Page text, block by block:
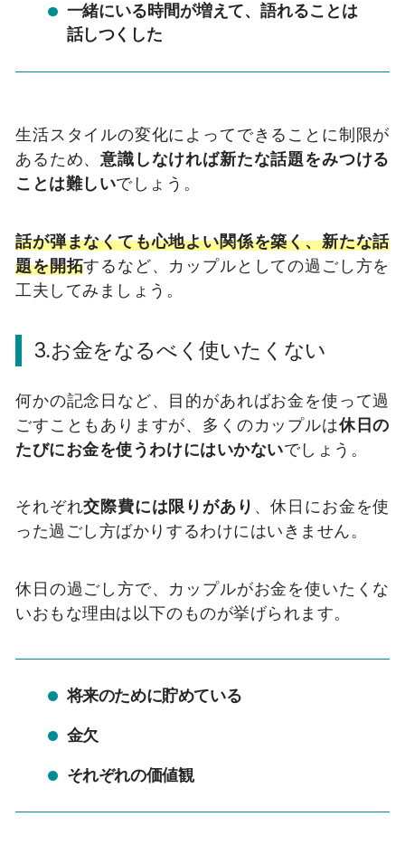
一緒にいる時間が増えて、語れることは
話しつくした
生活スタイルの変化によってできることに制限が
あるため、意識しなければ新たな話題をみつける
ことは難しいでしょう。
話が弾まなくても心地よい関係を築く、新たな話
題を開拓するなど、カップルとしての過ごし方を
工夫してみましょう。
3.お金をなるべく使いたくない
何かの記念日など、目的があればお金を使って過
ごすこともありますが、多くのカップルは休日の
たびにお金を使うわけにはいかないでしょう。
それぞれ交際費には限りがあり 、休日にお金を使
った過ごし方ばかりするわけにはいきません。
休日の過ごし方で、カップルがお金を使いたくな
いおもな理由は以下のものが挙げられます。
将来のために貯めている
金欠
それぞれの価値観